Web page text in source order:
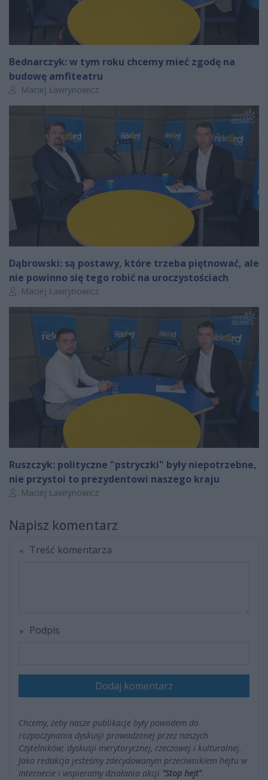
Bednarczyk: w tym roku chcemy mieć zgodę na
budowę amfiteatru
Autor artykułu:
Maciej Ławrynowicz
Dąbrowski: są postawy, które trzeba piętnować, ale
nie powinno się tego robić na uroczystościach
Autor artykułu:
Maciej Ławrynowicz
Ruszczyk: polityczne "pstryczki" były niepotrzebne,
nie przystoi to prezydentowi naszego kraju
Autor artykułu:
Maciej Ławrynowicz
Napisz komentarz
Treść komentarza
Podpis
Dodaj komentarz
Chcemy, żeby nasze publikacje były powodem do
rozpoczynania dyskusji prowadzonej przez naszych
Czytelników; dyskusji merytorycznej, rzeczowej i kulturalnej.
Jako redakcja jesteśmy zdecydowanym przeciwnikiem hejtu w
Internecie i wspieramy działania akcji "Stop hejt".